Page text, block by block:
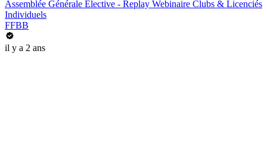
Assemblée Générale Elective - Replay Webinaire Clubs & Licenciés
Individuels
FFBB
il y a 2 ans